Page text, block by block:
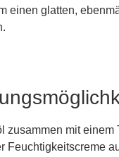
einen glatten,
zusammen mit einem
Feuchtigkeitscreme